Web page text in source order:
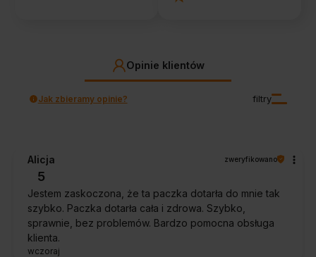
Opinie klientów
filtry
Jak zbieramy opinie?
Alicja zweryfikowano
5
Jestem zaskoczona, że ta paczka dotarła do mnie tak
szybko. Paczka dotarła cała i zdrowa. Szybko,
sprawnie, bez problemów. Bardzo pomocna obsługa
klienta.
wczoraj